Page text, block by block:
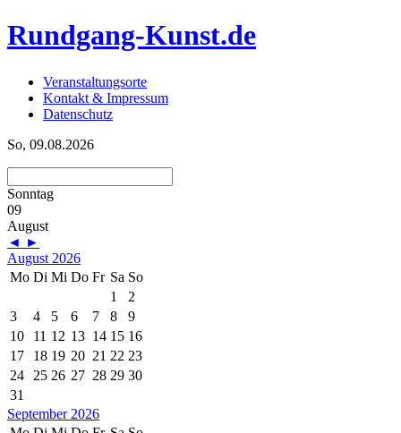
Rundgang-Kunst.de
Veranstaltungsorte
Kontakt & Impressum
Datenschutz
So, 09.08.2026
Sonntag
09
August
◄ ►
August 2026
Mo Di Mi Do Fr Sa So
1
2
3
4 5 6 7 8
9
10
11 12 13 14 15 16
17
18 19 20 21 22 23
24 25 26 27 28 29 30
31
September 2026